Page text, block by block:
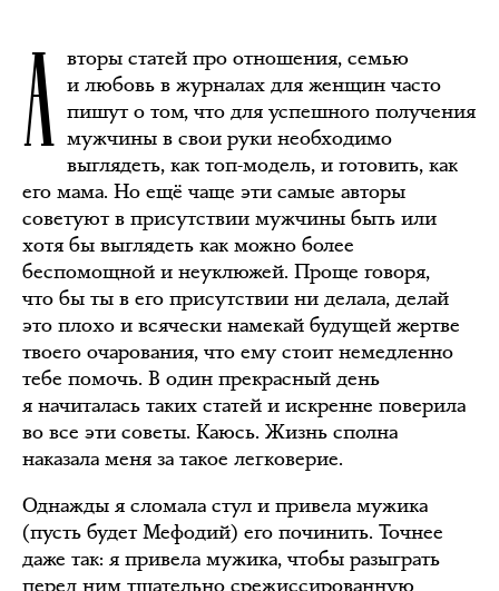
А вторы статей про отношения, семью
и любовь в журналах для женщин часто
пишут о том, что для успешного получения
мужчины в свои руки необходимо
выглядеть, как топ-модель, и готовить, как
его мама. Но ещё чаще эти самые авторы
советуют в присутствии мужчины быть или
хотя бы выглядеть как можно более
беспомощной и неуклюжей. Проще говоря,
что бы ты в его присутствии ни делала, делай
это плохо и всячески намекай будущей жертве
твоего очарования, что ему стоит немедленно
тебе помочь. В один прекрасный день
я начиталась таких статей и искренне поверила
во все эти советы. Каюсь. Жизнь сполна
наказала меня за такое легковерие.
Однажды я сломала стул и привела мужика
(пусть будет Мефодий) его починить. Точнее
даже так: я привела мужика, чтобы разыграть
перед ним тщательно срежиссированную